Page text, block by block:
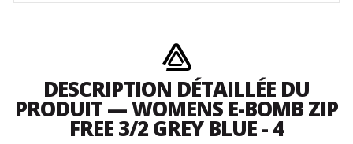
DESCRIPTION DÉTAILLÉE DU
PRODUIT — WOMENS E-BOMB ZIP
FREE 3/2 GREY BLUE - 4